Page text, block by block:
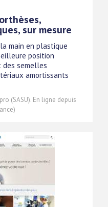
sur mesure
main en plastique
position
semelles
amortissants
(SASU). En ligne depuis